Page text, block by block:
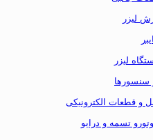
لیزر
لیزر
و سنسورها
و قطعات الکترونیکی
تسمه و درایو